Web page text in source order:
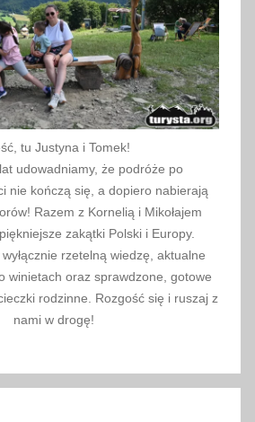
tu Justyna i Tomek!
udowadniamy, że podróże po
nie kończą się, a dopiero nabierają
Razem z Kornelią i Mikołajem
zakątki Polski i Europy.
rzetelną wiedzę, aktualne
winietach oraz sprawdzone, gotowe
rodzinne. Rozgość się i ruszaj z
nami w drogę!